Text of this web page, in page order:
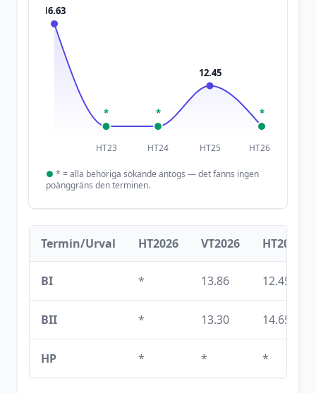
HT23 HT24 HT25 HT26
16.63
* *
12.45
*
● * = alla behöriga sökande antogs — det fanns ingen
poänggräns den terminen.
Termin/Urval HT2026 VT2026 HT2025
BI * 13.86 12.45
BII * 13.30 14.65
HP * * *